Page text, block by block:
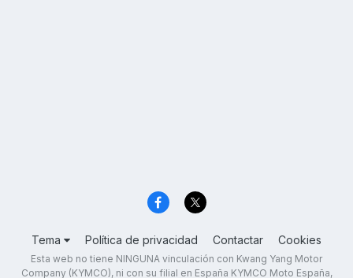
Tema Política de privacidad Contactar Cookies
Esta web no tiene NINGUNA vinculación con Kwang Yang Motor
Company (KYMCO), ni con su filial en España KYMCO Moto España,